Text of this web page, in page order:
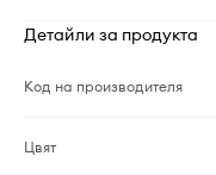
Детайли за продукта
Код на производителя
Цвят